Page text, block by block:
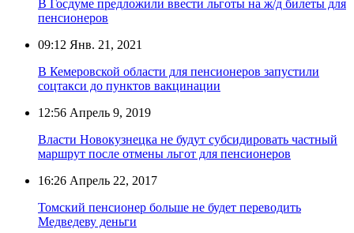
В Госдуме предложили ввести льготы на ж/д билеты для
пенсионеров
09:12 Янв. 21, 2021
В Кемеровской области для пенсионеров запустили
соцтакси до пунктов вакцинации
12:56 Апрель 9, 2019
Власти Новокузнецка не будут субсидировать частный
маршрут после отмены льгот для пенсионеров
16:26 Апрель 22, 2017
Томский пенсионер больше не будет переводить
Медведеву деньги